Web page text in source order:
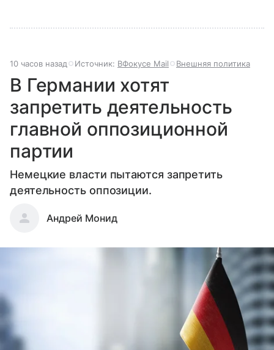
10 часов назад Источник: ВФокусе Mail Внешняя политика
В Германии хотят
запретить деятельность
главной оппозиционной
партии
Немецкие власти пытаются запретить
деятельность оппозиции.
Андрей Монид